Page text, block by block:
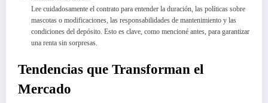
Lee cuidadosamente el contrato para entender la duración, las políticas sobre
mascotas o modificaciones, las responsabilidades de mantenimiento y las
condiciones del depósito. Esto es clave, como mencioné antes, para garantizar
una renta sin sorpresas.
Tendencias que Transforman el
Mercado